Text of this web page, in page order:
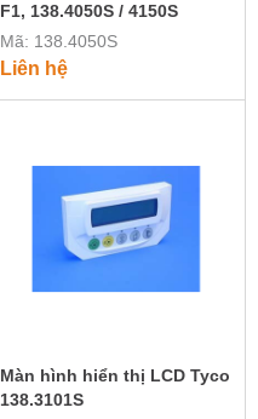
F1, 138.4050S / 4150S
Mã: 138.4050S
Liên hệ
Màn hình hiển thị LCD Tyco
138.3101S